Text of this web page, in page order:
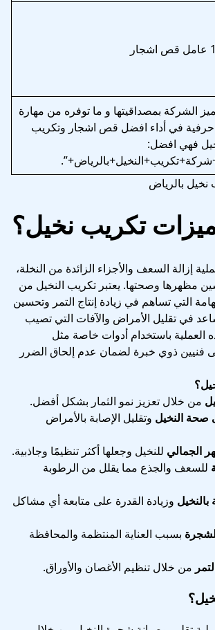
الشركة بمصداقيتها و ما توفره من مهارة
في أداء افضل قص اشجار وتكريب
فهي افضل:
بالرياض
تكريب نخيل؟
إزالة السعف والأجزاء الزائدة من النخلة،
مظهرها وصحتها. يعتبر تكريب النخيل من
التي تساهم في زيادة إنتاج التمر وتحسين
في تقليل الأمراض والآفات التي تصيب
العملية باستخدام أدوات خاصة مثل
فنيين ذوي خبرة لضمان عدم إلحاق الضرر
من خلال تعزيز نمو الثمار بشكل أفضل.
صحة النخيل وتقليل الإصابة بالأمراض
الجمالي للنخيل وجعلها أكثر تنظيمًا وجاذبية.
للسعف والجذع مما يقلل من الرطوبة
بالنخيل وزيادة القدرة على متابعة أي مشاكل
بسبب العناية المنتظمة والمحافظة
من خلال تنظيم الأغصان والأوراق.